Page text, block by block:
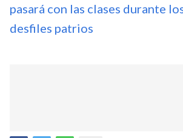
pasará con las clases durante
desfiles patrios